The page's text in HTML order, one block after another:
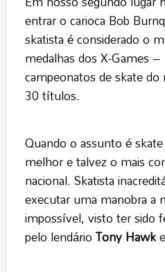
entrar o carioca Bob
skatista é considerado o
medalhas dosX-Games –
campeonatos de skate
30 títulos.
Quando o assunto é
melhor e talvez o mais
nacional. Skatista
executar uma manobra a
impossível, visto ter sido
pelo lendárioTony Hawk